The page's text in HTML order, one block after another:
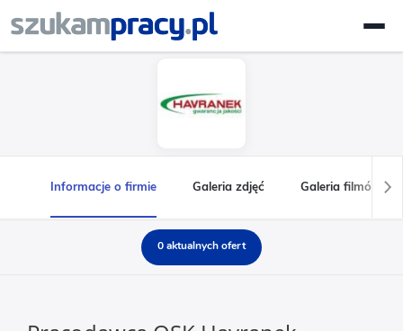
Informacje o firmie Galeria zdjęć Galeria filmów
0 aktualnych ofert